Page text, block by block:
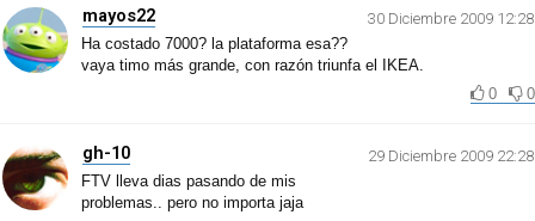
mayos22
30 Diciembre 2009 12:28
Ha costado 7000? la plataforma esa??
vaya timo más grande, con razón triunfa el IKEA.
0
0
gh-10
29 Diciembre 2009 22:28
FTV lleva dias pasando de mis
problemas.. pero no importa jaja